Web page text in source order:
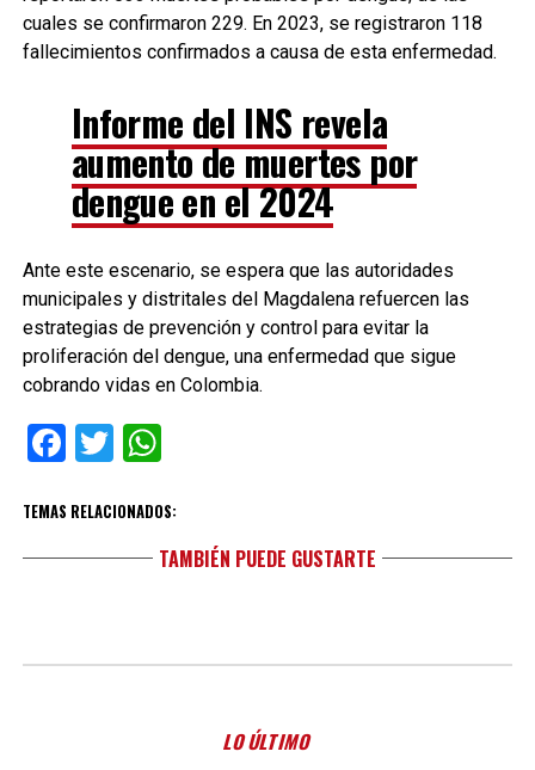
cuales se confirmaron 229. En 2023, se registraron 118
fallecimientos confirmados a causa de esta enfermedad.
Informe del INS revela
aumento de muertes por
dengue en el 2024
Ante este escenario, se espera que las autoridades
municipales y distritales del Magdalena refuercen las
estrategias de prevención y control para evitar la
proliferación del dengue, una enfermedad que sigue
cobrando vidas en Colombia.
Facebook
TwitterWhatsApp
TEMAS RELACIONADOS:
TAMBIÉN PUEDE GUSTARTE
LO ÚLTIMO